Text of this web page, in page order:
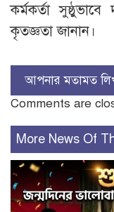
কর্মকর্তা
কৃতজ্ঞতা জানান।
আপনার মতামত
Comments are
More News Of